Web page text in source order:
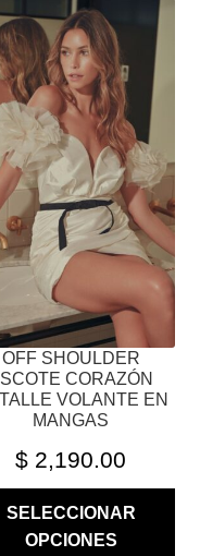
OFF SHOULDER
CORAZÓN
VOLANTE EN
MANGAS
$ 2,190.00
SELECCIONAR
OPCIONES